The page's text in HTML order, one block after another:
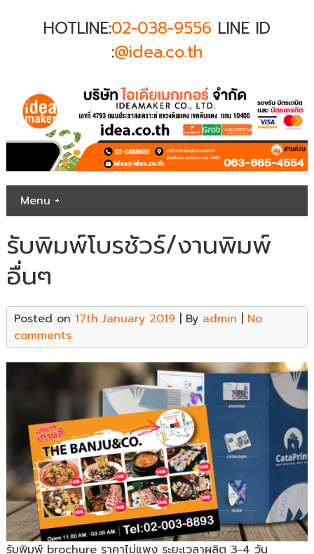
HOTLINE:02-038-9556 LINE ID
:@idea.co.th
Menu +
รับพิมพ์โบรชัวร์/งานพิมพ์
อื่นๆ
Posted on 17th January 2019 | By admin | No
comments
รับพิมพ์ brochure ราคาไม่แพง ระยะเวลาผลิต 3-4 วัน